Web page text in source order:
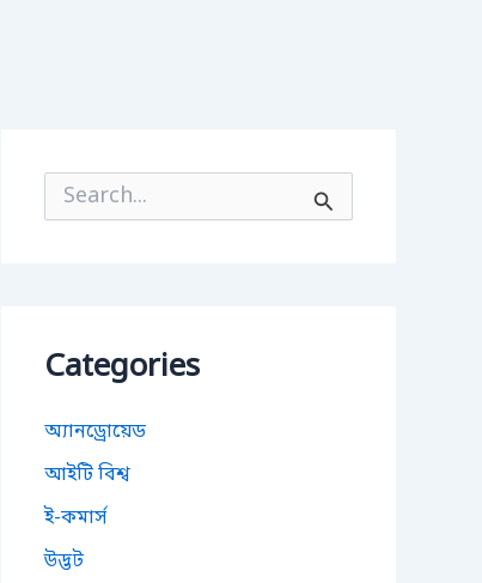
o
rCategories
অ্যানড্রোয়েড
আইটি বিশ্ব
ই-কমার্স
উদ্ভট